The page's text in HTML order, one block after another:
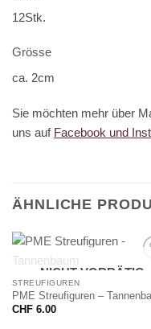
12Stk.
Grösse
ca. 2cm
Sie möchten mehr über
uns auf Facebook und
ÄHNLICHE
NICHT VORRÄTIG
STREUFIGUREN
PME Streufiguren –
CHF6.00